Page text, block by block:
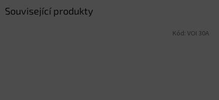
Související produkty
Kód: VOI 30A